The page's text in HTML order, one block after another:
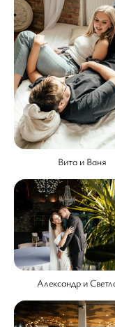
Вита и Ваня
Александр и